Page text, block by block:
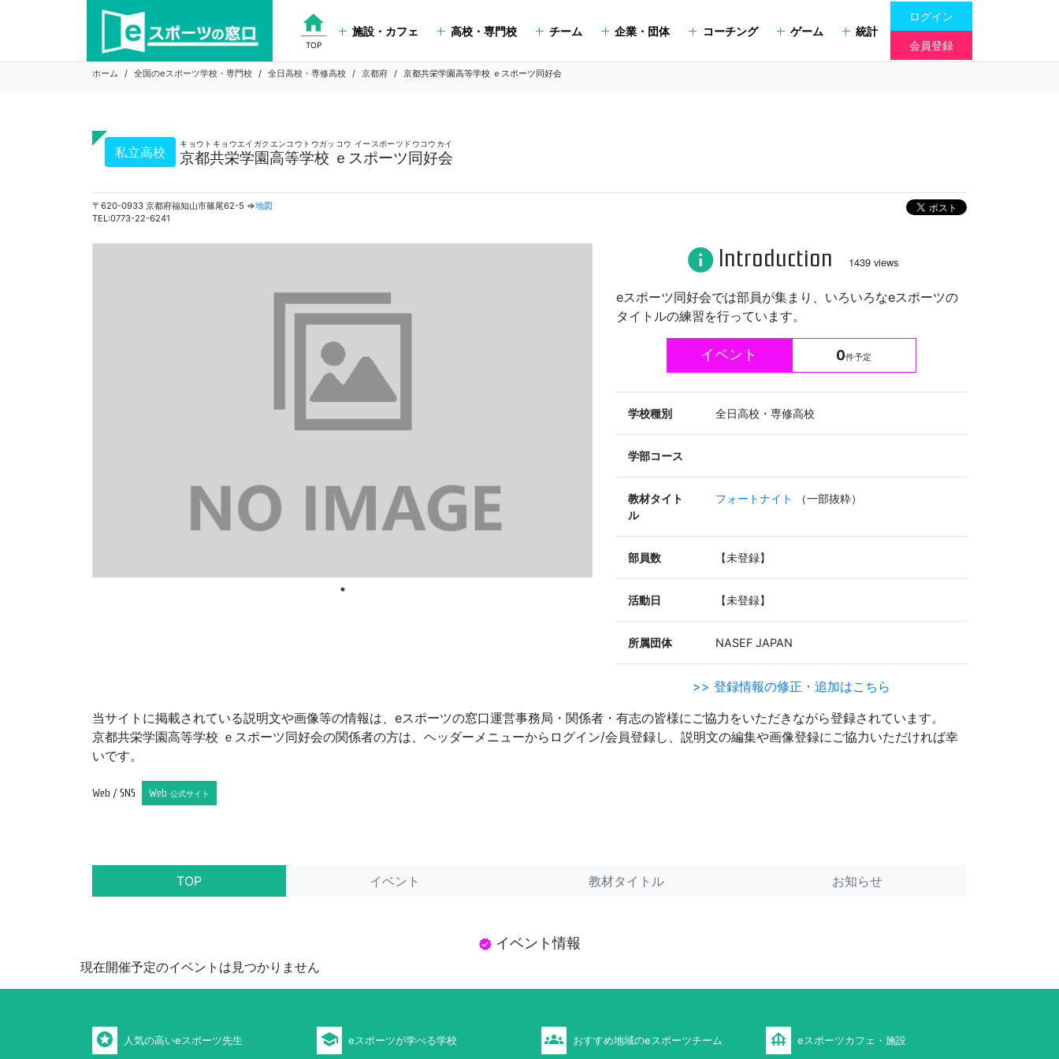
home
TOP
施設・カフェ 高校・専門校 チーム 企業・団体 コーチング ゲーム 統計
ログイン
会員登録
ホーム 全国のeスポーツ学校・専門校 全日高校・専修高校 京都府 京都共栄学園高等学校 ｅスポーツ同好会
私立高校 京都共栄学園高等学校 ｅスポーツ同好会
キョウトキョウエイガクエンコウトウガッコウ イースポーツドウコウカイ
〒620-0933 京都府福知山市篠尾62-5 ⇒地図
TEL:0773-22-6241
info Introduction 1439 views
eスポーツ同好会では部員が集まり、いろいろなeスポーツの
タイトルの練習を行っています。
イベント 0件予定
学校種別 全日高校・専修高校
学部コース
教材タイト
ル
フォートナイト （一部抜粋）
部員数 【未登録】
活動日 【未登録】
所属団体 NASEF JAPAN
>> 登録情報の修正・追加はこちら
当サイトに掲載されている説明文や画像等の情報は、eスポーツの窓口運営事務局・関係者・有志の皆様にご協力をいただきながら登録されています。
京都共栄学園高等学校 ｅスポーツ同好会の関係者の方は、ヘッダーメニューからログイン/会員登録し、説明文の編集や画像登録にご協力いただければ幸
いです。
Web / SNS Web 公式サイト
TOP イベント 教材タイトル お知らせ
verified イベント情報
現在開催予定のイベントは見つかりません
stars 人気の高いeスポーツ先生 school eスポーツが学べる学校 groups おすすめ地域のeスポーツチーム foundation eスポーツカフェ・施設